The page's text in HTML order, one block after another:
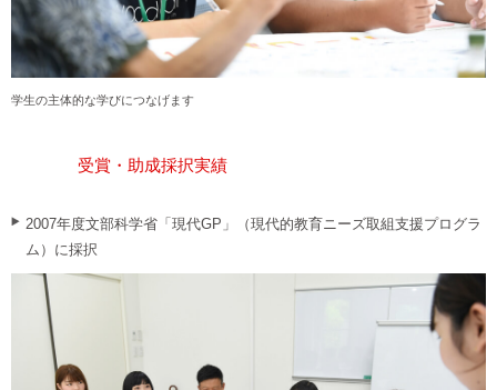
学生の主体的な学びにつなげます
受賞・助成採択実績
2007年度文部科学省「現代GP」（現代的教育ニーズ取組支援プログラ
ム）に採択